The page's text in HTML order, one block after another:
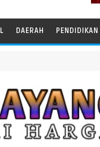
DAERAH PENDIDIKAN